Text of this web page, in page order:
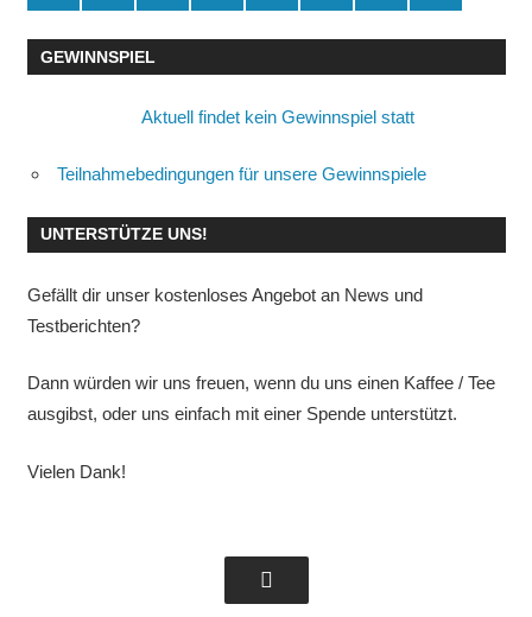
GEWINNSPIEL
Aktuell findet kein Gewinnspiel statt
Teilnahmebedingungen für unsere Gewinnspiele
UNTERSTÜTZE UNS!
Gefällt dir unser kostenloses Angebot an News und
Testberichten?
Dann würden wir uns freuen, wenn du uns einen Kaffee / Tee
ausgibst, oder uns einfach mit einer Spende unterstützt.
Vielen Dank!